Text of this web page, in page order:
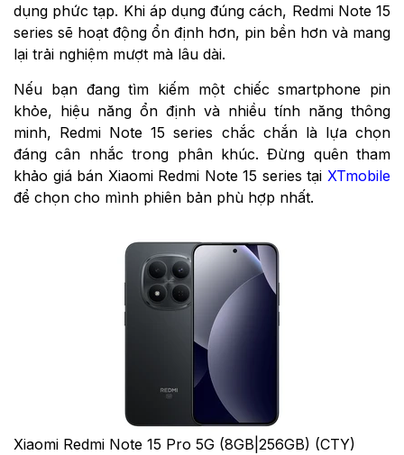
dụng phức tạp. Khi áp dụng đúng cách, Redmi Note 15
series sẽ hoạt động ổn định hơn, pin bền hơn và mang
lại trải nghiệm mượt mà lâu dài.
Nếu bạn đang tìm kiếm một chiếc smartphone pin
khỏe, hiệu năng ổn định và nhiều tính năng thông
minh, Redmi Note 15 series chắc chắn là lựa chọn
đáng cân nhắc trong phân khúc. Đừng quên tham
khảo giá bán Xiaomi Redmi Note 15 series tại XTmobile
để chọn cho mình phiên bản phù hợp nhất.
Xiaomi Redmi Note 15 Pro 5G (8GB|256GB) (CTY)